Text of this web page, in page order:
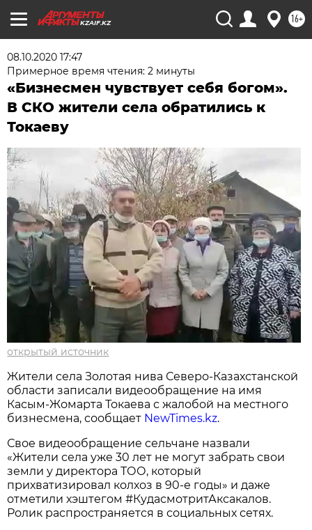
KZAIF.KZ 16+
08.10.2020 17:47
Примерное время чтения: 2 минуты
«Бизнесмен чувствует себя богом».
В СКО жители села обратились к
Токаеву
открытый источник
Жители села Золотая нива Северо-Казахстанской
области записали видеообращение на имя
Касым-Жомарта Токаева с жалобой на местного
бизнесмена, сообщает NewTimes.kz.
Свое видеообращение сельчане назвали
«Жители села уже 30 лет не могут забрать свои
земли у директора ТОО, который
прихватизировал колхоз в 90-е годы» и даже
отметили хэштегом #КудасмотритАксакалов.
Ролик распространяется в социальных сетях.